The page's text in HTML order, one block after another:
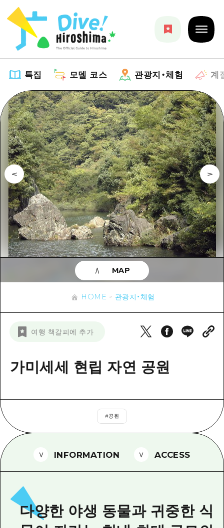
특집 모델 코스 관광지・체험 계
특집
목록
추천
아트
이벤트/축제
음식/술
사이클링
쇼핑
스포츠
나이트 라이프
기준
치유
모델 코스
목록
Dive! Hiroshima 공식 가이드
Hiroshima Moshimo Travel
히로시마시 주변
아키(安芸)
빈고(備後)
미야지마(宮島) 주변
빠른 여행
1박 2일
2박 3일
관광지・체험
목록
히로시마시 주변
아키(安芸)
빈고(備後)
비북(備北)
게이호쿠(芸北)
야마구치(山口)현 동부
시마네(島根)현
계절 정보
이벤트
유용한 정보
목록
접근
히로시마 OMOTENASHI 패스
외국인 여행자용 거리 관광안내소
사진 다운로드
재해가 발생했을 때의 교통 정보
뉴스
HOME 관광지・체험
여행 책갈피에 추가
가미세세 현립 자연 공원
#공원
MAP
INFORMATION ACCESS
다양한 야생 동물과 귀중한 식